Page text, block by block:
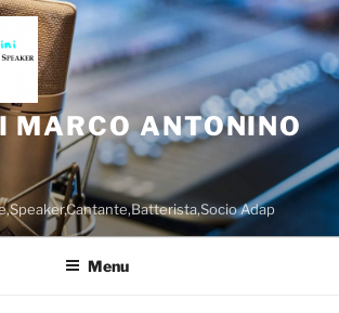
MARCO ANTONINO
Adap
Menu